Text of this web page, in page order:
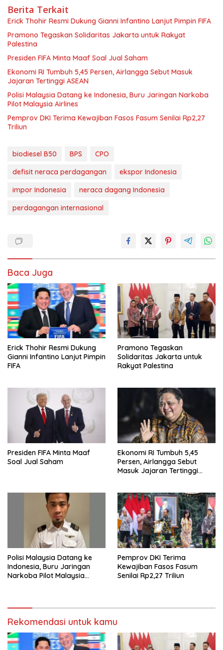
Berita Terkait
Erick Thohir Resmi Dukung Gianni Infantino Lanjut Pimpin FIFA
Pramono Tegaskan Solidaritas Jakarta untuk Rakyat
Palestina
Presiden FIFA Minta Maaf Soal Jual Saham
Ekonomi RI Tumbuh 5,45 Persen, Airlangga Sebut Masuk
Jajaran Tertinggi ASEAN
Polisi Malaysia Datang ke Indonesia, Buru Jaringan Narkoba
Pilot Malaysia Airlines
Pemprov DKI Terima Kewajiban Fasos Fasum Senilai Rp2,27
Triliun
biodiesel B50 BPS
CPO
defisit neraca perdagangan
ekspor Indonesia
impor Indonesia
neraca dagang Indonesia
perdagangan internasional
Baca Juga
Erick Thohir Resmi Dukung
Gianni Infantino Lanjut Pimpin
FIFA
Pramono Tegaskan
Solidaritas Jakarta untuk
Rakyat Palestina
Presiden FIFA Minta Maaf
Soal Jual Saham
Ekonomi RI Tumbuh 5,45
Persen, Airlangga Sebut
Masuk Jajaran Tertinggi
Polisi Malaysia Datang ke
Indonesia, Buru Jaringan
Narkoba Pilot Malaysia
Pemprov DKI Terima
Kewajiban Fasos Fasum
Senilai Rp2,27 Triliun
Rekomendasi untuk kamu